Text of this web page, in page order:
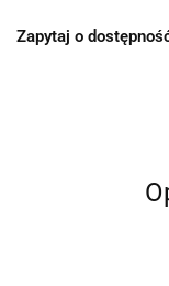
Zapytaj o